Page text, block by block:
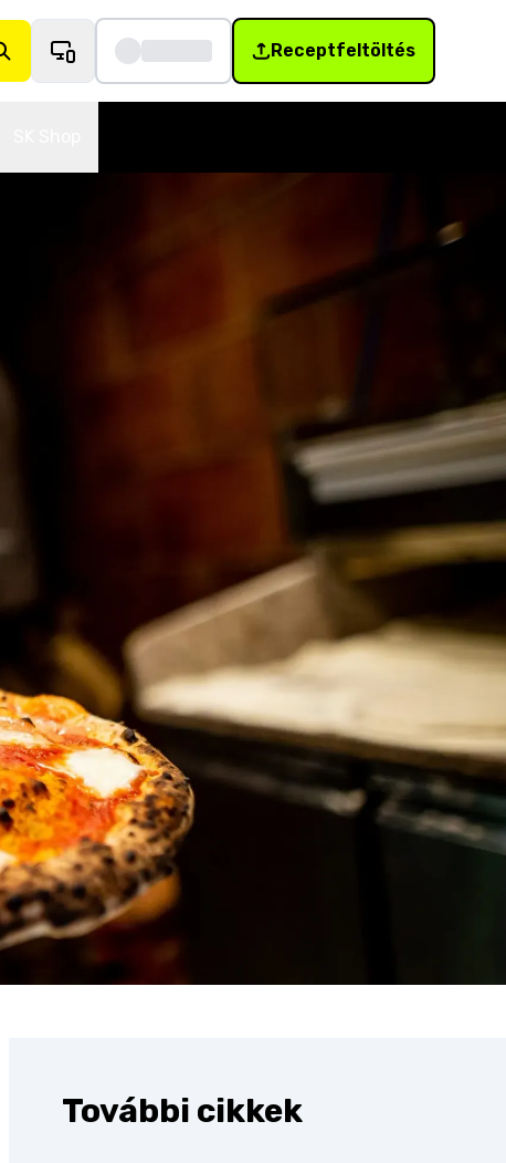
Receptfeltöltés
További cikkek